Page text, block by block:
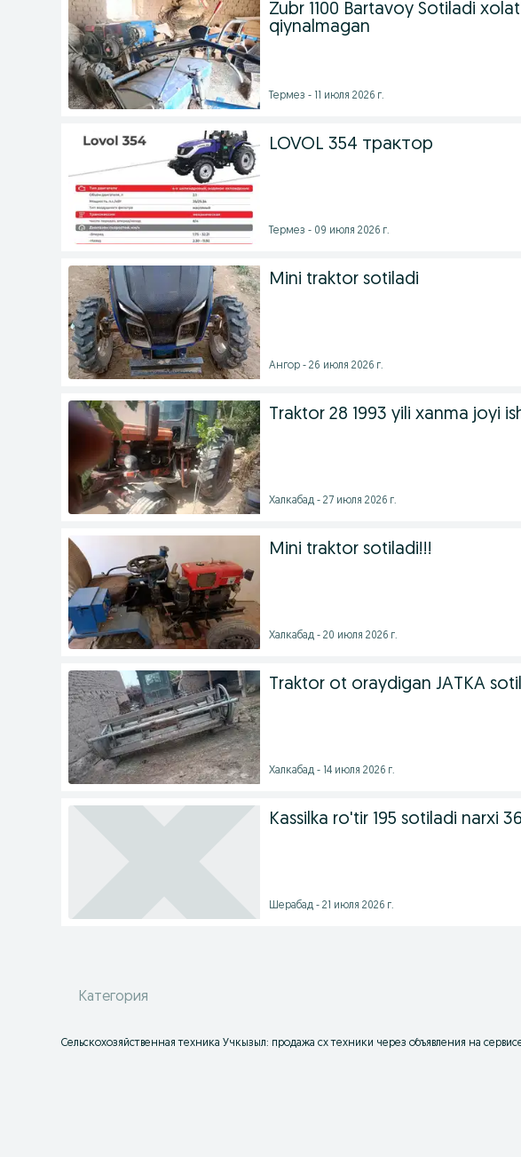
Zubr 1100 Bartavoy Sotiladi
qiynalmagan
Термез - 11 июля 2026 г.
LOVOL 354 трактор
Термез - 09 июля 2026 г.
Mini traktor sotiladi
Ангор - 26 июля 2026 г.
Traktor 28 1993 yili xanma joyi
Халкабад - 27 июля 2026 г.
Mini traktor sotiladi!!!
Халкабад - 20 июля 2026 г.
Traktor ot oraydigan JATKA
Халкабад - 14 июля 2026 г.
Kassilka ro'tir 195 sotiladi narxi
Шерабад - 21 июля 2026 г.
Категория
Сельскохозяйственная техника Учкызыл: продажа сх техники через объявления на